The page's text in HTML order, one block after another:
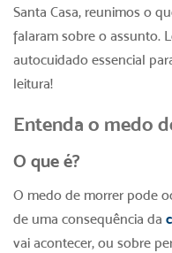
Santa Casa, reunimos o
falaram sobre o assunto.
autocuidado essencial
leitura!
Entenda o medo
O que é?
O medo de morrer pode
de uma consequência da
vai acontecer, ou sobre